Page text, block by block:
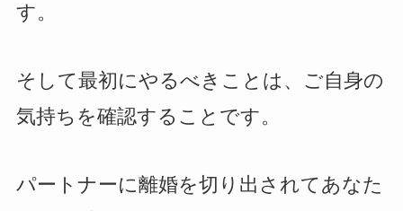
す。
そして最初にやるべきことは、ご自身の
気持ちを確認することです。
パートナーに離婚を切り出されてあなた